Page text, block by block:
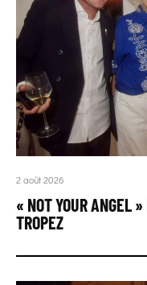
2 août 2026
« NOT YOUR ANGEL
TROPEZ